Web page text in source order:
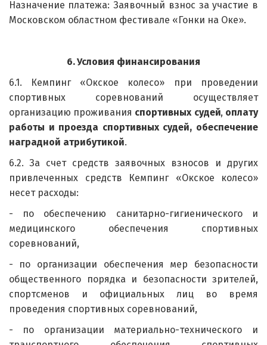
Назначение платежа: Заявочный взнос за участие в
Московском областном фестивале «Гонки на Оке».
6.Условия финансирования
6.1. Кемпинг «Окское колесо» при проведении
спортивных соревнований осуществляет
организацию проживания спортивных судей, оплату
работы и проезда спортивных судей, обеспечение
наградной атрибутикой.
6.2. За счет средств заявочных взносов и других
привлеченных средств Кемпинг «Окское колесо»
несет расходы:
- по обеспечению санитарно-гигиенического и
медицинского обеспечения спортивных
соревнований,
- по организации обеспечения мер безопасности
общественного порядка и безопасности зрителей,
спортсменов и официальных лиц во время
проведения спортивных соревнований,
- по организации материально-технического и